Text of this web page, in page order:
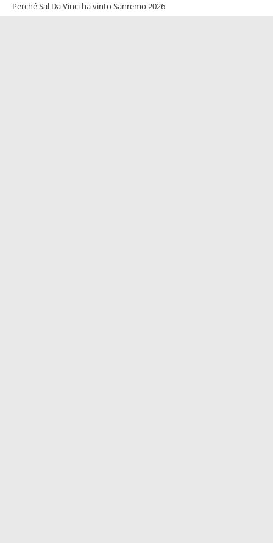
Perché Sal Da Vinci ha vinto Sanremo 2026